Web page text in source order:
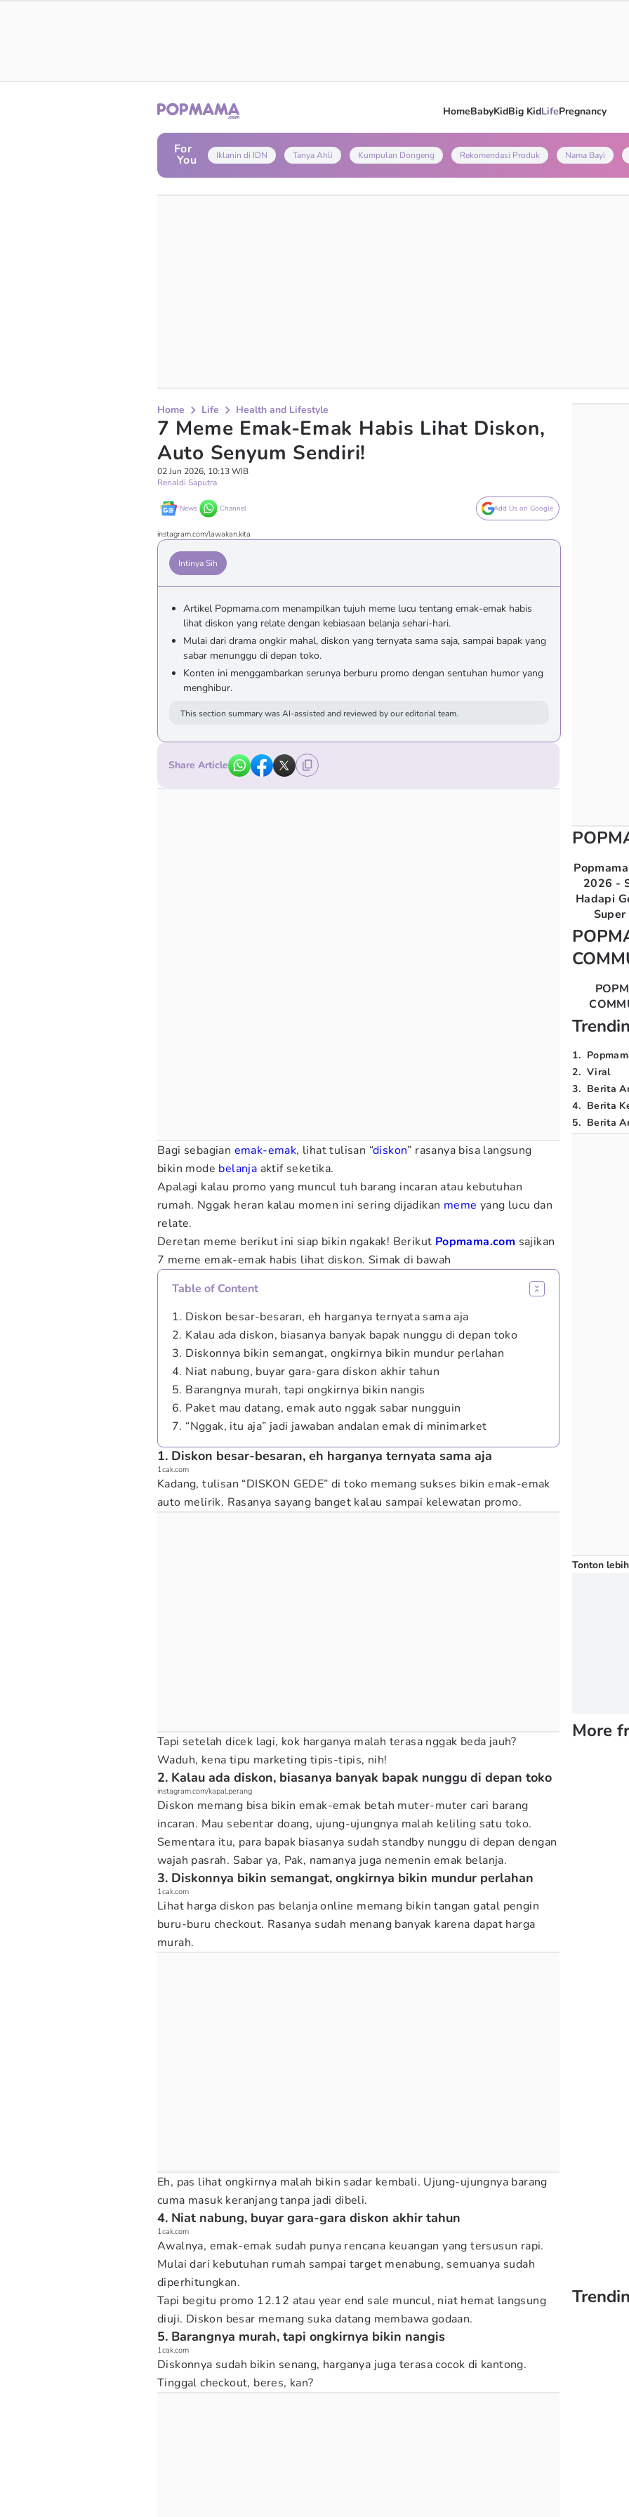
HomeBabyKidBig KidLifePregnancy
For
You Iklanin di IDN Tanya Ahli Kumpulan Dongeng Rekomendasi Produk Nama Bayi
Home Life Health and Lifestyle
7 Meme Emak-Emak Habis Lihat Diskon,
Auto Senyum Sendiri!
02 Jun 2026, 10:13 WIB
Renaldi Saputra
News Channel Add Us on Google
instagram.com/lawakan.kita
Intinya Sih
Artikel Popmama.com menampilkan tujuh meme lucu tentang emak-emak habis
lihat diskon yang relate dengan kebiasaan belanja sehari-hari.
Mulai dari drama ongkir mahal, diskon yang ternyata sama saja, sampai bapak yang
sabar menunggu di depan toko.
Konten ini menggambarkan serunya berburu promo dengan sentuhan humor yang
menghibur.
This section summary was AI-assisted and reviewed by our editorial team.
Share Article
Bagi sebagian emak-emak, lihat tulisan “diskon” rasanya bisa langsung
bikin mode belanja aktif seketika.
Apalagi kalau promo yang muncul tuh barang incaran atau kebutuhan
rumah. Nggak heran kalau momen ini sering dijadikan meme yang lucu dan
relate.
Deretan meme berikut ini siap bikin ngakak! Berikut Popmama.com sajikan
7 meme emak-emak habis lihat diskon. Simak di bawah
Table of Content
1. Diskon besar-besaran, eh harganya ternyata sama aja
2. Kalau ada diskon, biasanya banyak bapak nunggu di depan toko
3. Diskonnya bikin semangat, ongkirnya bikin mundur perlahan
4. Niat nabung, buyar gara-gara diskon akhir tahun
5. Barangnya murah, tapi ongkirnya bikin nangis
6. Paket mau datang, emak auto nggak sabar nungguin
7. “Nggak, itu aja” jadi jawaban andalan emak di minimarket
1. Diskon besar-besaran, eh harganya ternyata sama aja
1cak.com
Kadang, tulisan “DISKON GEDE” di toko memang sukses bikin emak-emak
auto melirik. Rasanya sayang banget kalau sampai kelewatan promo.
Tapi setelah dicek lagi, kok harganya malah terasa nggak beda jauh?
Waduh, kena tipu marketing tipis-tipis, nih!
2. Kalau ada diskon, biasanya banyak bapak nunggu di depan toko
instagram.com/kapal.perang
Diskon memang bisa bikin emak-emak betah muter-muter cari barang
incaran. Mau sebentar doang, ujung-ujungnya malah keliling satu toko.
Sementara itu, para bapak biasanya sudah standby nunggu di depan dengan
wajah pasrah. Sabar ya, Pak, namanya juga nemenin emak belanja.
3. Diskonnya bikin semangat, ongkirnya bikin mundur perlahan
1cak.com
Lihat harga diskon pas belanja online memang bikin tangan gatal pengin
buru-buru checkout. Rasanya sudah menang banyak karena dapat harga
murah.
Eh, pas lihat ongkirnya malah bikin sadar kembali. Ujung-ujungnya barang
cuma masuk keranjang tanpa jadi dibeli.
4. Niat nabung, buyar gara-gara diskon akhir tahun
1cak.com
Awalnya, emak-emak sudah punya rencana keuangan yang tersusun rapi.
Mulai dari kebutuhan rumah sampai target menabung, semuanya sudah
diperhitungkan.
Tapi begitu promo 12.12 atau year end sale muncul, niat hemat langsung
diuji. Diskon besar memang suka datang membawa godaan.
5. Barangnya murah, tapi ongkirnya bikin nangis
1cak.com
Diskonnya sudah bikin senang, harganya juga terasa cocok di kantong.
Tinggal checkout, beres, kan?
2026 -
Hadapi
1.
2. Viral
3. Berita
4. Berita
5. Berita
Tonton
More